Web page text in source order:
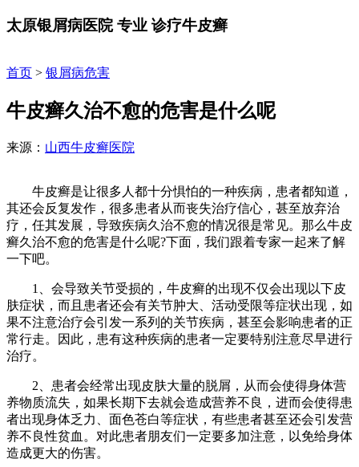
太原银屑病医院专业 诊疗牛皮癣
首页 > 银屑病危害
牛皮癣久治不愈的危害是什么呢
来源： 山西牛皮癣医院
牛皮癣是让很多人都十分惧怕的一种疾病，患者都知道，
其还会反复发作，很多患者从而丧失治疗信心，甚至放弃治
疗，任其发展，导致疾病久治不愈的情况很是常见。那么牛皮
癣久治不愈的危害是什么呢?下面，我们跟着专家一起来了解
一下吧。
1、会导致关节受损的，牛皮癣的出现不仅会出现以下皮
肤症状，而且患者还会有关节肿大、活动受限等症状出现，如
果不注意治疗会引发一系列的关节疾病，甚至会影响患者的正
常行走。因此，患有这种疾病的患者一定要特别注意尽早进行
治疗。
2、患者会经常出现皮肤大量的脱屑，从而会使得身体营
养物质流失，如果长期下去就会造成营养不良，进而会使得患
者出现身体乏力、面色苍白等症状，有些患者甚至还会引发营
养不良性贫血。对此患者朋友们一定要多加注意，以免给身体
造成更大的伤害。